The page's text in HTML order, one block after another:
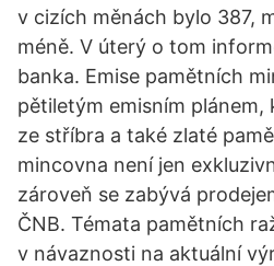
v cizích měnách bylo 387,
méně. V úterý o tom
banka. Emise pamětních
pětiletým emisním plánem,
ze stříbra a také zlaté
mincovna není jen
zároveň se zabývá
ČNB. Témata pamětních
v návaznosti na aktuální